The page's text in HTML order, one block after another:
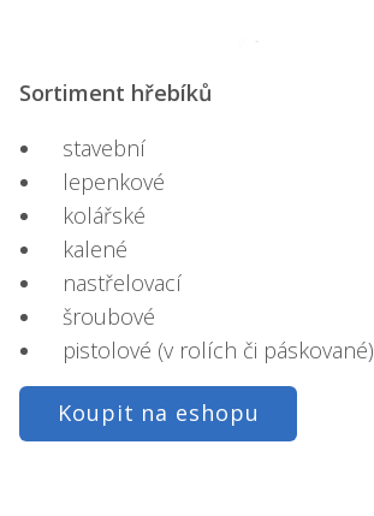
Sortiment hřebíků
stavební
lepenkové
kolářské
kalené
nastřelovací
šroubové
pistolové (v rolích či páskované)
Koupit na eshopu